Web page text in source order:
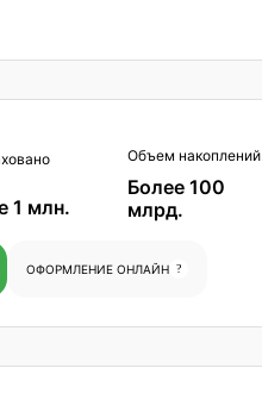
1 млн.
Объем накоплений
Более 100
млрд.
ОФОРМЛЕНИЕ ОНЛАЙН ?